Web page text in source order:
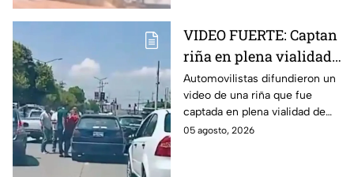
VIDEO FUERTE: Captan
riña en plena vialidad
de Puebla hoy
miércoles ¿en dónde
ocurrió?
Automovilistas difundieron un
video de una riña que fue
captada en plena vialidad de
Puebla la tarde de hoy 5 de
05 agosto, 2026